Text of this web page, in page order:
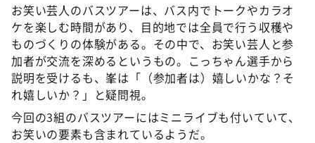
お笑い芸人のバスツアーは、バス内でトークやカラオ
ケを楽しむ時間があり、目的地では全員で行う収穫や
ものづくりの体験がある。その中で、お笑い芸人と参
加者が交流を深めるというもの。こっちゃん選手から
説明を受けるも、峯は「（参加者は）嬉しいかな？そ
れ嬉しいか？」と疑問視。
今回の3組のバスツアーにはミニライブも付いていて、
お笑いの要素も含まれているようだ。